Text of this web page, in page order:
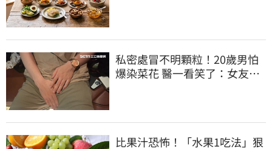
私密處冒不明顆粒！20歲男怕
爆染菜花 醫一看笑了：女友常
比果汁恐怖！「水果1吃法」狠